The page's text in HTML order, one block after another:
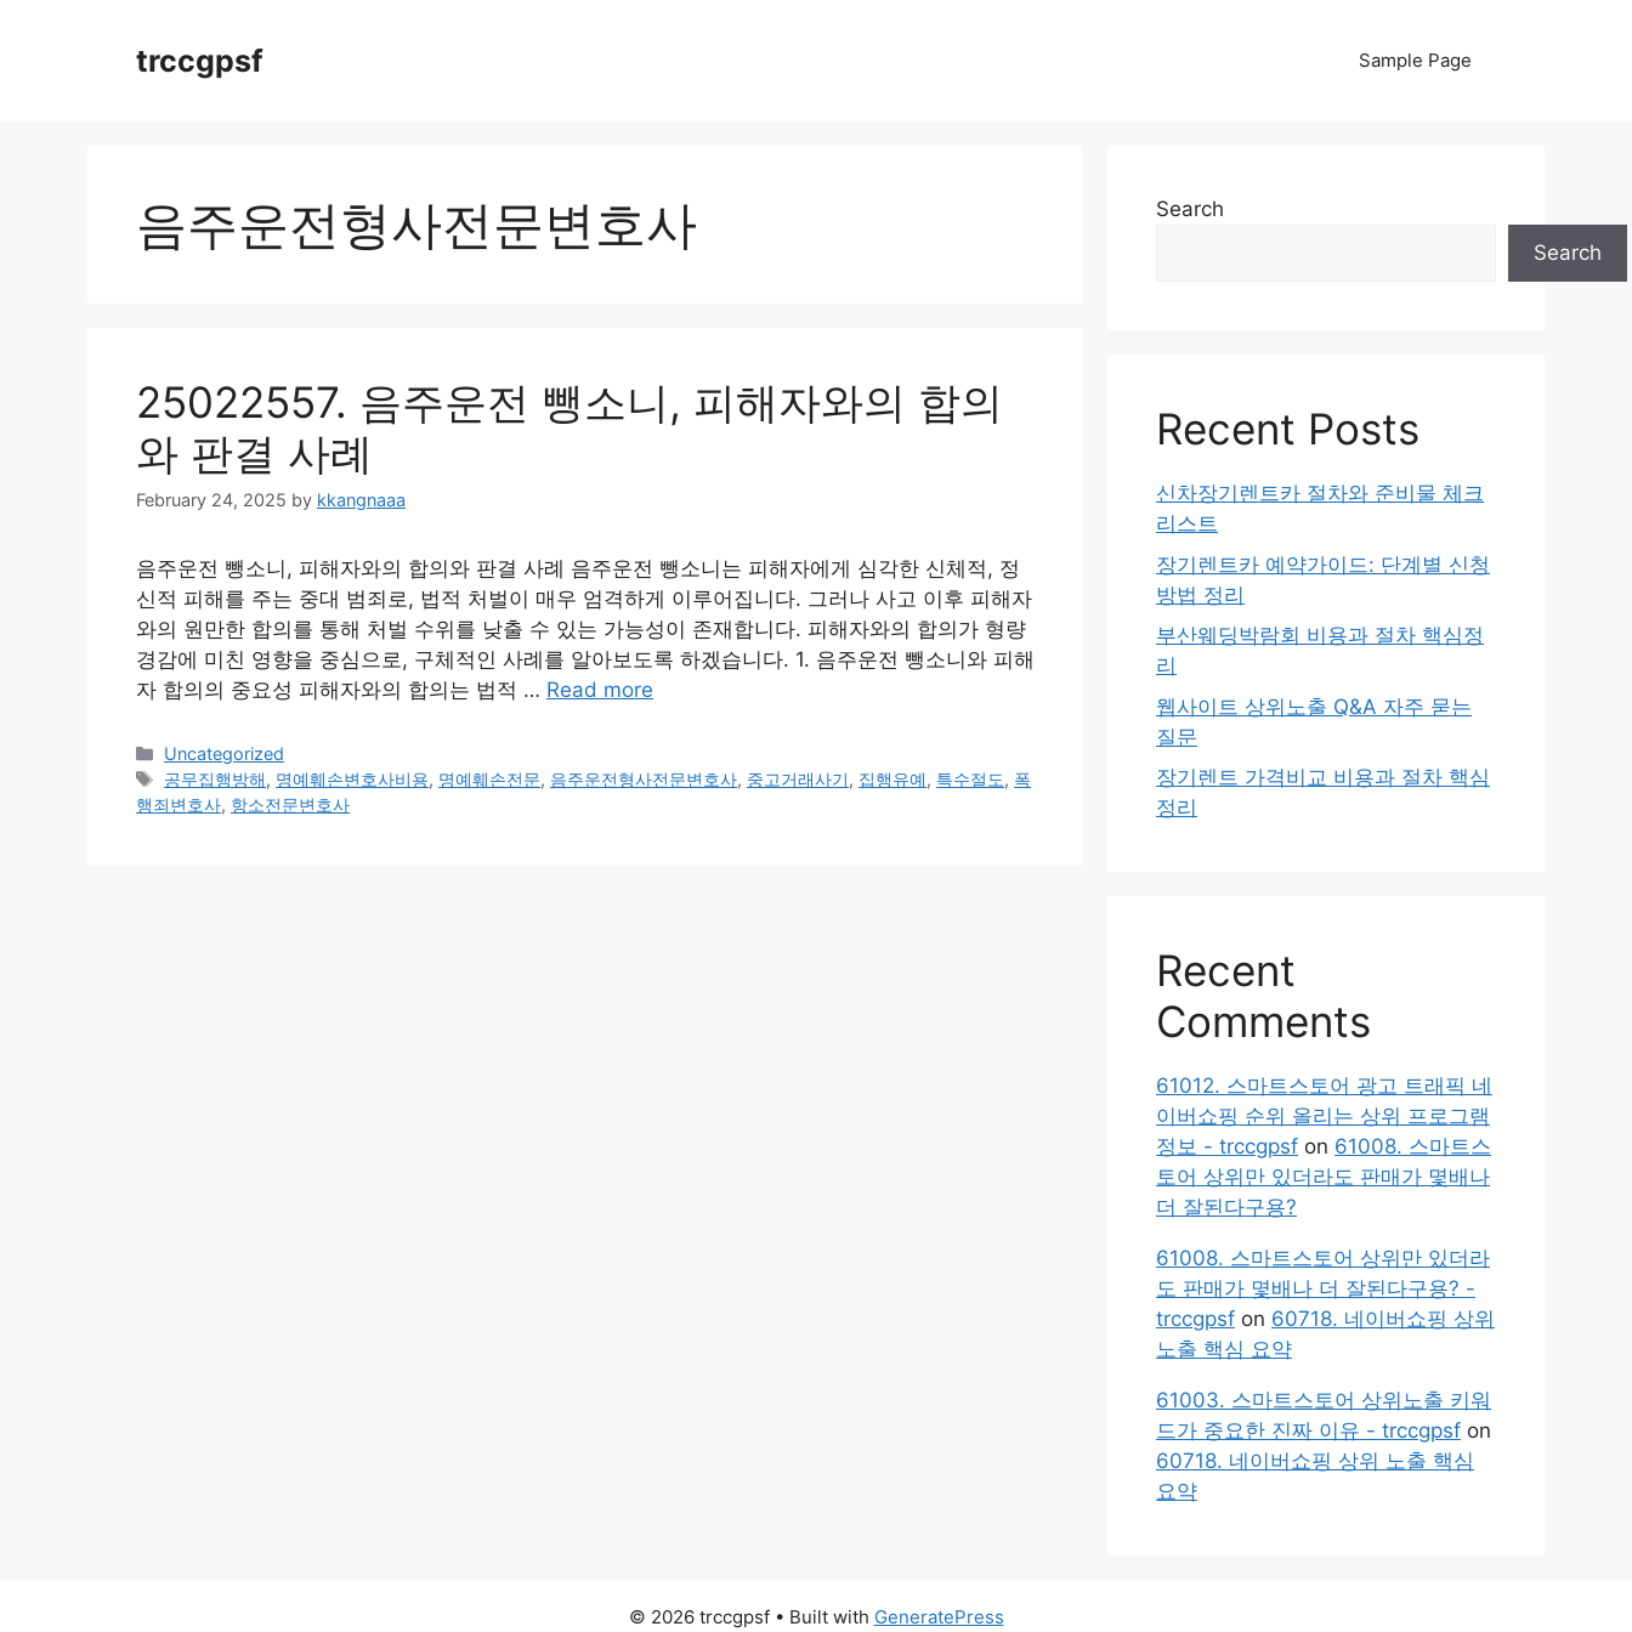
trccgpsf Sample Page
음주운전형사전문변호사
25022557. 음주운전 뺑소니, 피해자와의 합의
와 판결 사례
February 24, 2025 by kkangnaaa
음주운전 뺑소니, 피해자와의 합의와 판결 사례 음주운전 뺑소니는 피해자에게 심각한 신체적, 정
신적 피해를 주는 중대 범죄로, 법적 처벌이 매우 엄격하게 이루어집니다. 그러나 사고 이후 피해자
와의 원만한 합의를 통해 처벌 수위를 낮출 수 있는 가능성이 존재합니다. 피해자와의 합의가 형량
경감에 미친 영향을 중심으로, 구체적인 사례를 알아보도록 하겠습니다. 1. 음주운전 뺑소니와 피해
자 합의의 중요성 피해자와의 합의는 법적 … Read more
Categories
Uncategorized
Tags
공무집행방해, 명예훼손변호사비용, 명예훼손전문, 음주운전형사전문변호사, 중고거래사기, 집행유예, 특수절도, 폭
행죄변호사, 항소전문변호사
Search
Search
Recent Posts
신차장기렌트카 절차와 준비물 체크
리스트
장기렌트카 예약가이드: 단계별 신청
방법 정리
부산웨딩박람회 비용과 절차 핵심정
리
웹사이트 상위노출 Q&A 자주 묻는
질문
장기렌트 가격비교 비용과 절차 핵심
정리
Recent
Comments
61012. 스마트스토어 광고 트래픽 네
이버쇼핑 순위 올리는 상위 프로그램
정보 - trccgpsf on 61008. 스마트스
토어 상위만 있더라도 판매가 몇배나
더 잘된다구용?
61008. 스마트스토어 상위만 있더라
도 판매가 몇배나 더 잘된다구용? -
trccgpsf on 60718. 네이버쇼핑 상위
노출 핵심 요약
61003. 스마트스토어 상위노출 키워
드가 중요한 진짜 이유 - trccgpsf on
60718. 네이버쇼핑 상위 노출 핵심
요약
© 2026 trccgpsf• Built with GeneratePress